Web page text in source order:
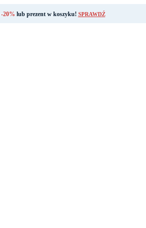
-20% lub prezent w koszyku! SPRAWDŹ